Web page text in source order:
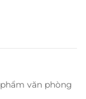
văn phòng